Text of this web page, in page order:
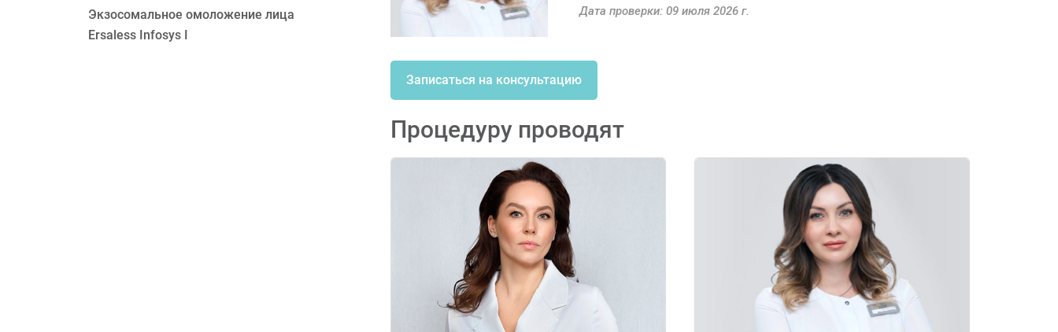
Дата проверки: 09 июля 2026 г.
Записаться на консультацию
Процедуру проводят
Экзосомальное омоложение лица
Ersaless Infosys I